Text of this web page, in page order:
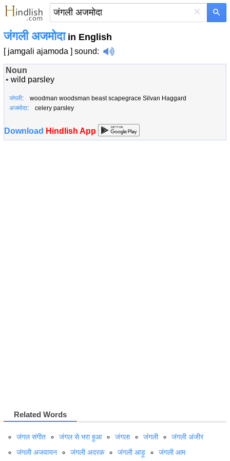
×
जंगली अजमोदाin English
[ jamgali ajamoda ] sound:
Noun
• wild parsley
जंगली: woodman woodsman beast scapegrace Silvan Haggard
अजमोदा: celery parsley
Download Hindlish App
Related Words
जंगल संगीत जंगल से भरा हुआ जंगला जंगली
जंगली अंजीर
जंगली अजवायन
जंगली अदरक जंगली आड़ू जंगली आम